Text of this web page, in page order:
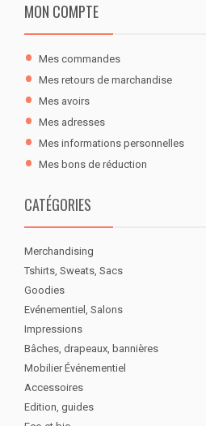
MON COMPTE
Mes commandes
Mes retours de marchandise
Mes avoirs
Mes adresses
Mes informations personnelles
Mes bons de réduction
CATÉGORIES
Merchandising
Tshirts, Sweats, Sacs
Goodies
Evénementiel, Salons
Impressions
Bâches, drapeaux, bannières
Mobilier Événementiel
Accessoires
Edition, guides